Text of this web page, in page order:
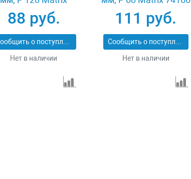
74104
88 руб.
Сообщить о поступлении
Нет в наличии
111 руб.
Сообщить о поступлении
Нет в наличии